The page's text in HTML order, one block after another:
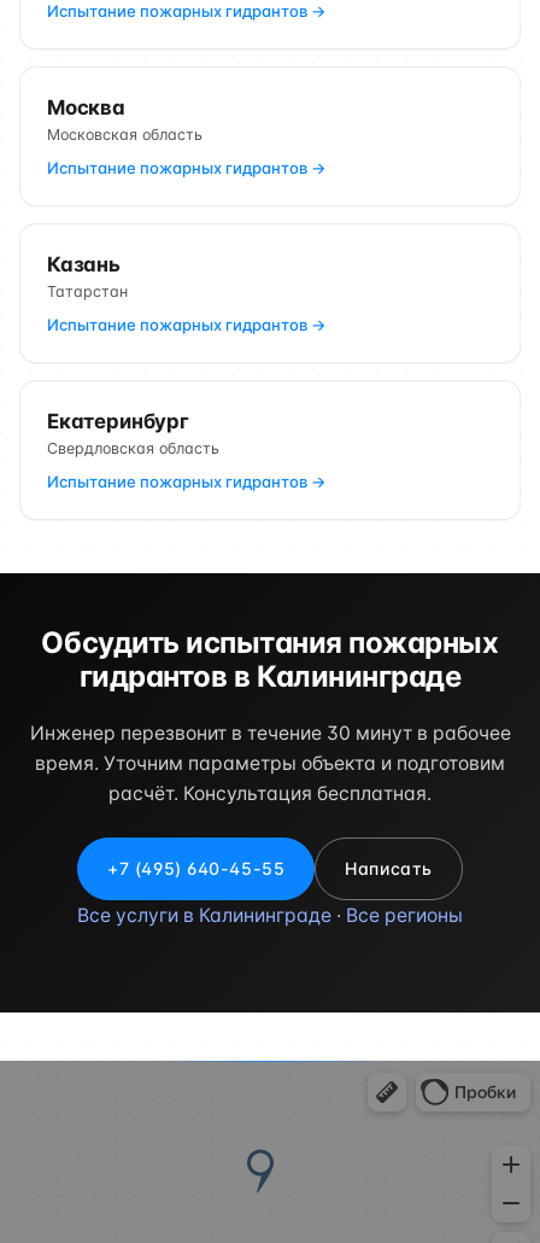
Испытание пожарных гидрантов →
Москва
Московская область
Испытание пожарных гидрантов →
Казань
Татарстан
Испытание пожарных гидрантов →
Екатеринбург
Свердловская область
Испытание пожарных гидрантов →
Обсудить испытания пожарных
гидрантов в Калининграде
Инженер перезвонит в течение 30 минут в рабочее
время. Уточним параметры объекта и подготовим
расчёт. Консультация бесплатная.
+7 (495) 640-45-55 Написать
Все услуги в Калининграде · Все регионы